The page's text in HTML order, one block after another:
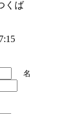
くば
名